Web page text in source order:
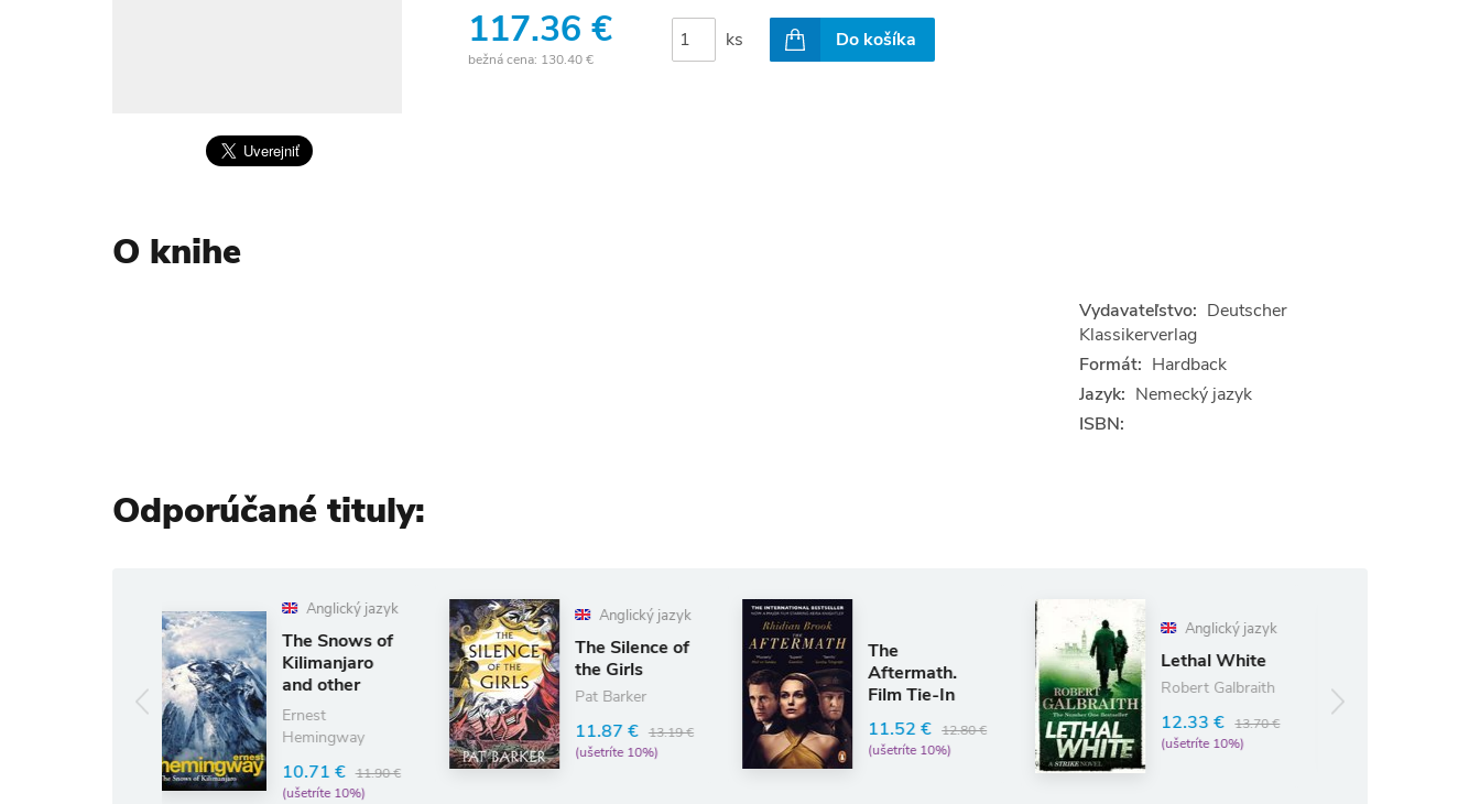
117.36 €
bežná cena: 130.40 €
ks Do košíka
O knihe
Vydavateľstvo: Deutscher
Klassikerverlag
Formát: Hardback
Jazyk: Nemecký jazyk
ISBN:
Odporúčané tituly:
Anglický jazyk
The Snows of
Kilimanjaro
and other
Stories
Ernest
Hemingway
10.71 € 11.90 €
(ušetríte 10%)
Anglický jazyk
The Silence of
the Girls
Pat Barker
11.87 € 13.19 €
(ušetríte 10%)
Aftermath.
Film Tie-In
11.52 € 12.80 €
(ušetríte 10%)
Anglický jazyk
Lethal White
Robert Galbraith
12.33 € 13.70 €
(ušetríte 10%)
13.19 €